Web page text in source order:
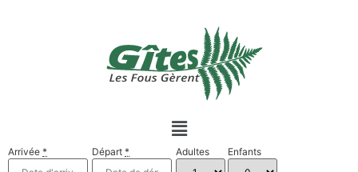
Arrivée * Départ * Adultes Enfants